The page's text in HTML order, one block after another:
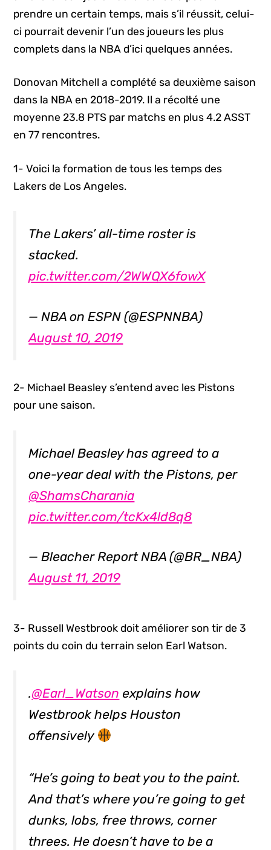
prendre un certain temps, mais s’il réussit, celui-
ci pourrait devenir l’un des joueurs les plus
complets dans la NBA d’ici quelques années.
Donovan Mitchell a complété sa deuxième saison
dans la NBA en 2018-2019. Il a récolté une
moyenne 23.8 PTS par matchs en plus 4.2 ASST
en 77 rencontres.
1- Voici la formation de tous les temps des
Lakers de Los Angeles.
The Lakers’ all-time roster is
stacked.
pic.twitter.com/2WWQX6fowX
— NBA on ESPN (@ESPNNBA)
August 10, 2019
2- Michael Beasley s’entend avec les Pistons
pour une saison.
Michael Beasley has agreed to a
one-year deal with the Pistons, per
@ShamsCharania
pic.twitter.com/tcKx4ld8q8
— Bleacher Report NBA (@BR_NBA)
August 11, 2019
3- Russell Westbrook doit améliorer son tir de 3
points du coin du terrain selon Earl Watson.
.@Earl_Watson explains how
Westbrook helps Houston
offensively
“He’s going to beat you to the paint.
And that’s where you’re going to get
dunks, lobs, free throws, corner
threes. He doesn’t have to be a